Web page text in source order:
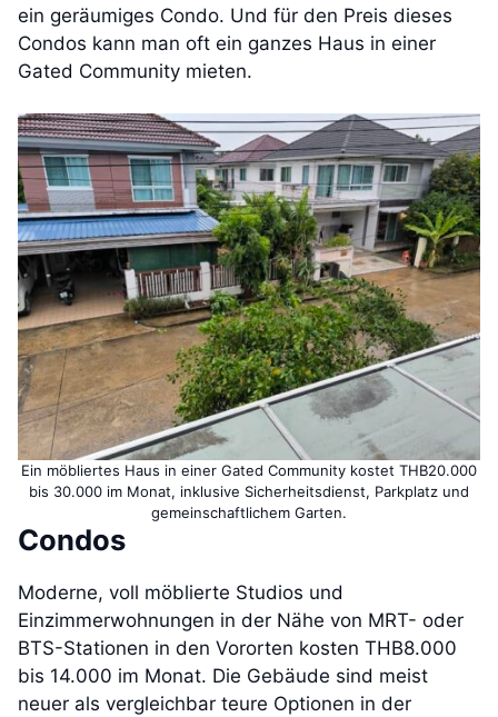
ein geräumiges Condo. Und für den Preis dieses
Condos kann man oft ein ganzes Haus in einer
Gated Community mieten.
Ein möbliertes Haus in einer Gated Community kostet THB20.000
bis 30.000 im Monat, inklusive Sicherheitsdienst, Parkplatz und
gemeinschaftlichem Garten.
Condos
Moderne, voll möblierte Studios und
Einzimmerwohnungen in der Nähe von MRT- oder
BTS-Stationen in den Vororten kosten THB8.000
bis 14.000 im Monat. Die Gebäude sind meist
neuer als vergleichbar teure Optionen in der